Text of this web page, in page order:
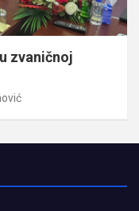
zvaničnoj